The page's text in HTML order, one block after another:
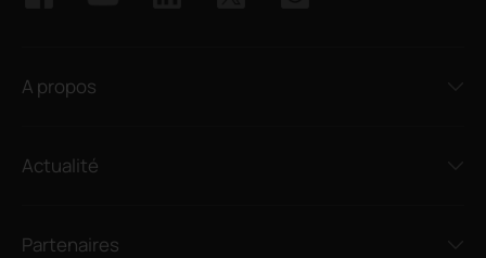
A propos
Actualité
Partenaires